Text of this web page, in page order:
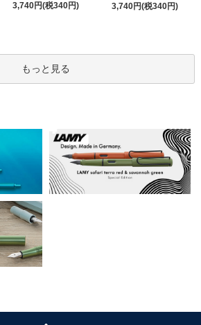
3,740円(税340円)
3,740円(税340円)
もっと見る